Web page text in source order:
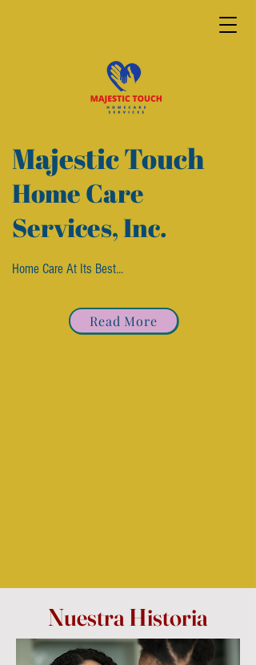
Majestic Touch
Home Care
Services, Inc.
Home Care At Its Best...
Read More
Nuestra Historia